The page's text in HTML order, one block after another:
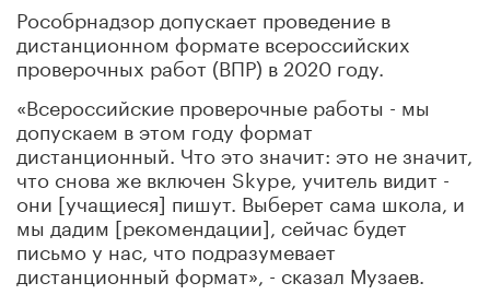
Рособрнадзор допускает проведение в
дистанционном формате всероссийских
проверочных работ (ВПР) в 2020 году.
«Всероссийские проверочные работы - мы
допускаем в этом году формат
дистанционный. Что это значит: это не значит,
что снова же включен Skype, учитель видит -
они [учащиеся] пишут. Выберет сама школа, и
мы дадим [рекомендации], сейчас будет
письмо у нас, что подразумевает
дистанционный формат», - сказал Музаев.